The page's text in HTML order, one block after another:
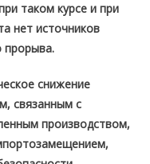
таком курсе и при
нет источников
прорыва.
снижение
связанным с
производством,